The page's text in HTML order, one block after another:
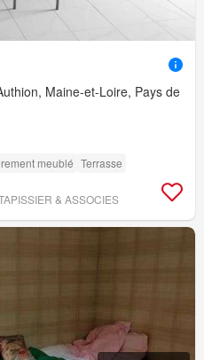
Maine-et-Loire, Pays de
meublé Terrasse
& ASSOCIES